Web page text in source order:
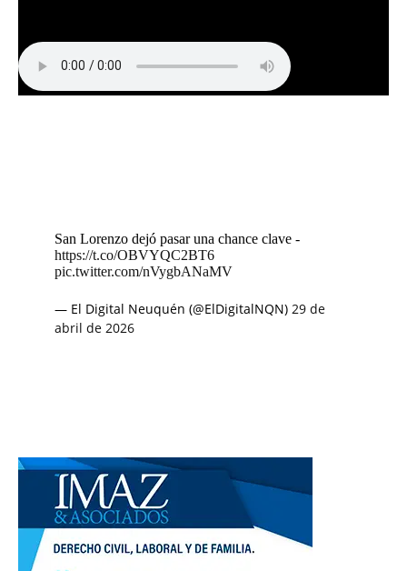
San Lorenzo dejó pasar una chance clave -
https://t.co/OBVYQC2BT6
pic.twitter.com/nVygbANaMV
— El Digital Neuquén (@ElDigitalNQN) 29 de
abril de 2026